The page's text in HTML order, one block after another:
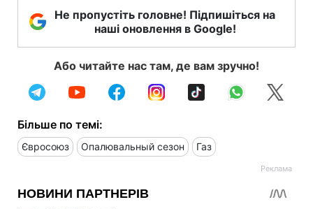
Не пропустіть головне! Підпишіться на
наші оновлення в Google!
Або читайте нас там, де вам зручно!
Більше по темі:
Євросоюз Опалювальный сезон Газ